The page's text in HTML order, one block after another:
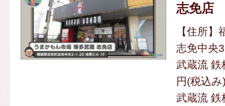
志免店
【住所
志免中央
武蔵流
円(税込み
武蔵流